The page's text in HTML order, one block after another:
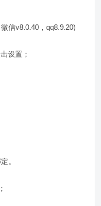
信v8.0.40，qq8.9.20)
设置；
。